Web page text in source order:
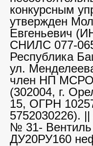
конкурсным
утвержден
Евгеньевич
СНИЛС 077-
Республика
ул.
член НП МСРО
(302004, г.
15, ОГРН
5752030226).
№ 31-
ДУ20РУ160